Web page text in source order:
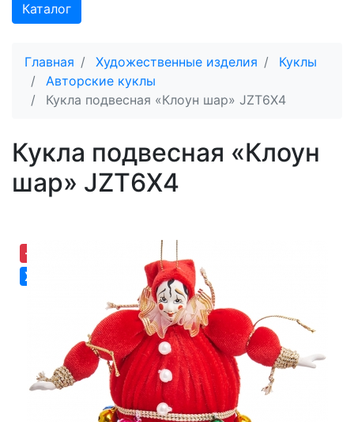
Каталог
Главная Художественные изделия
Куклы
Авторские куклы
Кукла подвесная «Клоун шар» JZT6X4
Кукла подвесная «Клоун
шар» JZT6X4
-19,03%
Хит